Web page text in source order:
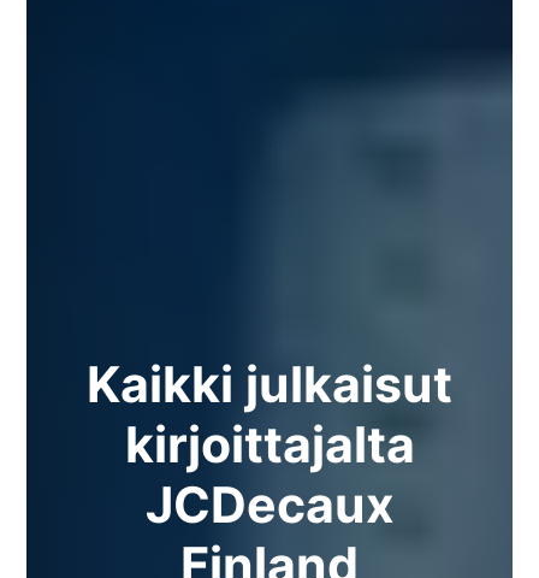
Kaikki julkaisut
kirjoittajalta
JCDecaux
Finland